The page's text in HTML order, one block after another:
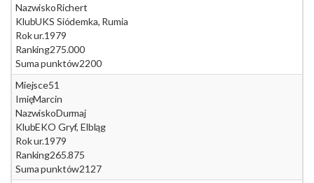
NazwiskoRichert
KlubUKS Siódemka, Rumia
Rok ur.1979
Ranking275.000
Suma punktów2200
Miejsce51
ImięMarcin
NazwiskoDurmaj
KlubEKO Gryf, Elbląg
Rok ur.1979
Ranking265.875
Suma punktów2127